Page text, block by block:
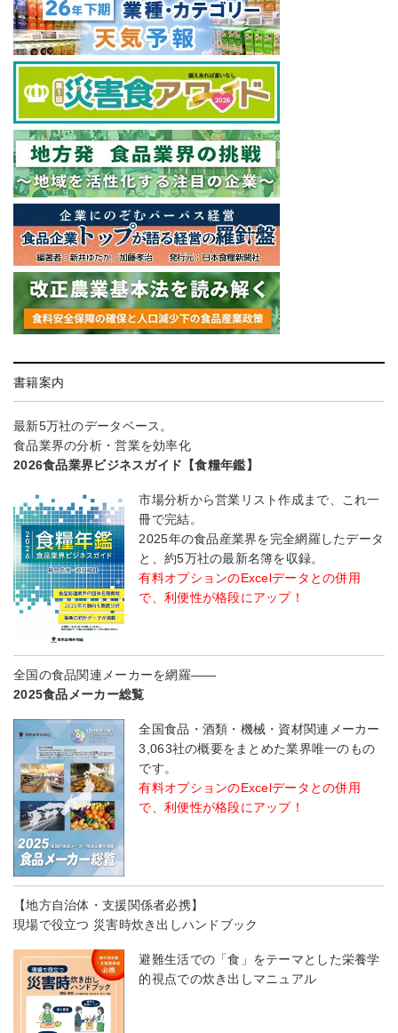
書籍案内
最新5万社のデータベース。
食品業界の分析・営業を効率化
2026食品業界ビジネスガイド【食糧年鑑】
市場分析から営業リスト作成まで、これ一
冊で完結。
2025年の食品産業界を完全網羅したデータ
と、約5万社の最新名簿を収録。
有料オプションのExcelデータとの併用
で、利便性が格段にアップ！
全国の食品関連メーカーを網羅――
2025食品メーカー総覧
全国食品・酒類・機械・資材関連メーカー
3,063社の概要をまとめた業界唯一のもの
です。
有料オプションのExcelデータとの併用
で、利便性が格段にアップ！
【地方自治体・支援関係者必携】
現場で役立つ 災害時炊き出しハンドブック
避難生活での「食」をテーマとした栄養学
的視点での炊き出しマニュアル